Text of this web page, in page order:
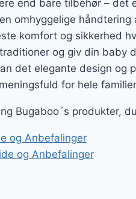
end bare tilbehør – det
omhyggelige
komfort og sikkerhed
og giv din baby
det elegante design og
for hele
Bugaboo´s produkter,
og Anbefalinger
og Anbefalinger